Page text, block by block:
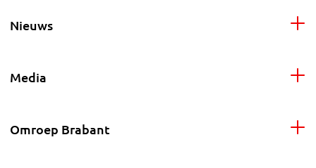
Nieuws
Media
Omroep Brabant